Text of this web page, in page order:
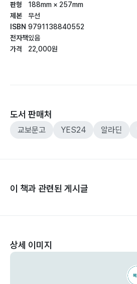
판형
제본
ISBN
전자책
가격
188mm × 257mm
무선
9791138840552
있음
22,000원
도서 판매처
교보문고 YES24 알라딘
이 책과 관련된 게시글
상세 이미지